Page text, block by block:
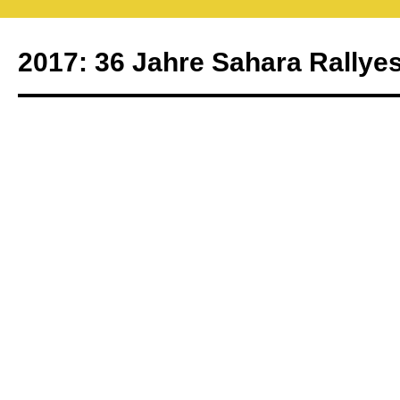
2017: 36 Jahre Sahara